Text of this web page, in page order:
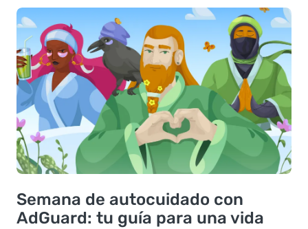
Semana de autocuidado con
AdGuard: tu guía para una vida